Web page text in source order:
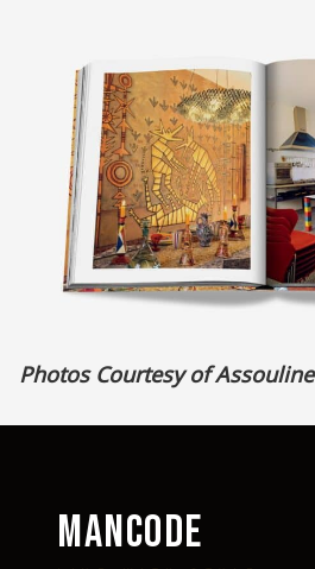
Photos Courtesy of Assouline
MANCODE